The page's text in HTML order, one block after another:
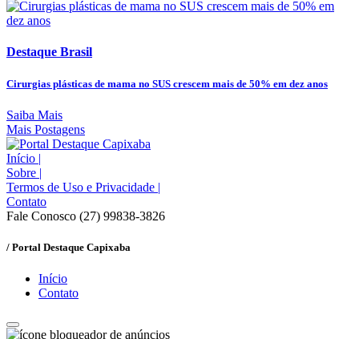
Destaque Brasil
Cirurgias plásticas de mama no SUS crescem mais de 50% em dez anos
Saiba Mais
Mais Postagens
Início |
Sobre |
Termos de Uso e Privacidade |
Contato
Fale Conosco (27) 99838-3826
/ Portal Destaque Capixaba
Início
Contato